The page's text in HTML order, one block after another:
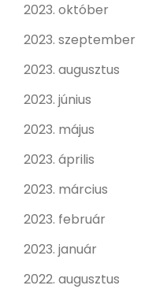
2023. október
2023. szeptember
2023. augusztus
2023. június
2023. május
2023. április
2023. március
2023. február
2023. január
2022. augusztus